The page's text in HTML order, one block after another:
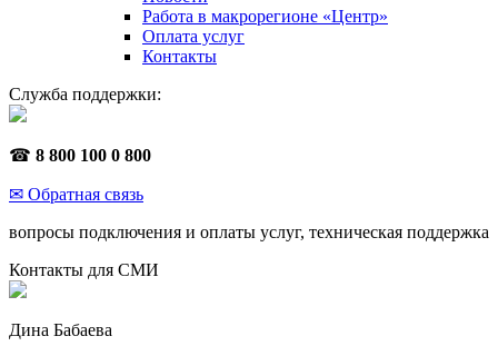
Работа в макрорегионе «Центр»
Оплата услуг
Контакты
Служба поддержки:
☎ 8 800 100 0 800
✉ Обратная связь
вопросы подключения и оплаты услуг, техническая поддержка
Контакты для СМИ
Дина Бабаева